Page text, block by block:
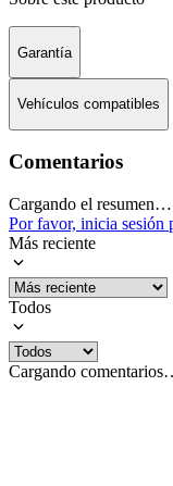
Garantía
Vehículos compatibles
Comentarios
Cargando el resumen…
Por favor, inicia sesión
Más reciente
Todos
Cargando